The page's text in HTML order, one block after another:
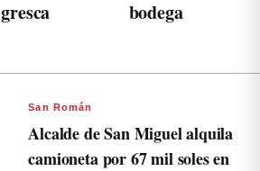
gresca
bodega
San Román
Alcalde de San Miguel alquila
camioneta por 67 mil soles en